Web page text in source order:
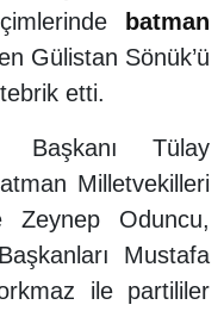
batman
Gülistan Sönük’ü
etti.
Tülay
Milletvekilleri
Zeynep Oduncu,
Mustafa
ile partililer